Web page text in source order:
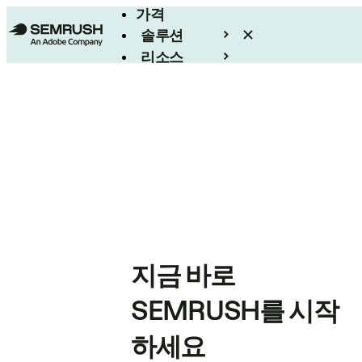
가격
솔루션
리소스
지금 바로
SEMRUSH를 시작
하세요